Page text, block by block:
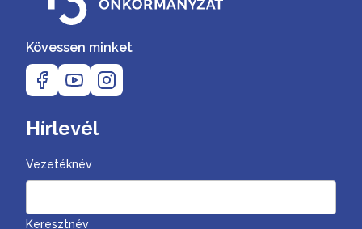
Kövessen minket
Hírlevél
Vezetéknév
Keresztnév